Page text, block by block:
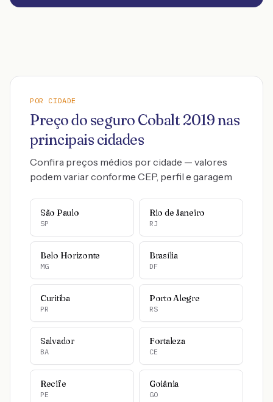
POR CIDADE
Preço do seguro Cobalt 2019nas
principais cidades
Confira preços médios por cidade — valores
podem variar conforme CEP, perfil e garagem
São Paulo
SP
Rio de Janeiro
RJ
Belo Horizonte
MG
Brasília
DF
Curitiba
PR
Porto Alegre
RS
Salvador
BA
Fortaleza
CE
Recife
PE
Goiânia
GO